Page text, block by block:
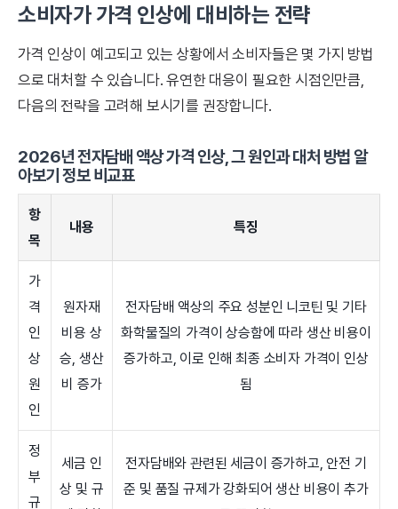
소비자가 가격 인상에 대비하는 전략
가격 인상이 예고되고 있는 상황에서 소비자들은 몇 가지 방법
으로 대처할 수 있습니다. 유연한 대응이 필요한 시점인만큼,
다음의 전략을 고려해 보시기를 권장합니다.
2026년 전자담배 액상 가격 인상, 그 원인과 대처 방법 알
아보기 정보 비교표
항
목
내용 특징
가
격
인
상
원
인
원자재
비용 상
승, 생산
비 증가
전자담배 액상의 주요 성분인 니코틴 및 기타
화학물질의 가격이 상승함에 따라 생산 비용이
증가하고, 이로 인해 최종 소비자 가격이 인상
됨
정
부
규
세금 인
상 및 규
전자담배와 관련된 세금이 증가하고, 안전 기
준 및 품질 규제가 강화되어 생산 비용이 추가